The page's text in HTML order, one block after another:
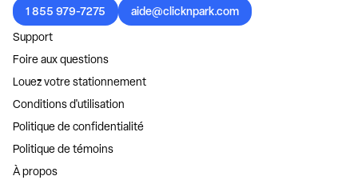
1 855 979-7275
aide@clicknpark.com
Support
Foire aux questions
Louez votre stationnement
Conditions d'utilisation
Politique de confidentialité
Politique de témoins
À propos